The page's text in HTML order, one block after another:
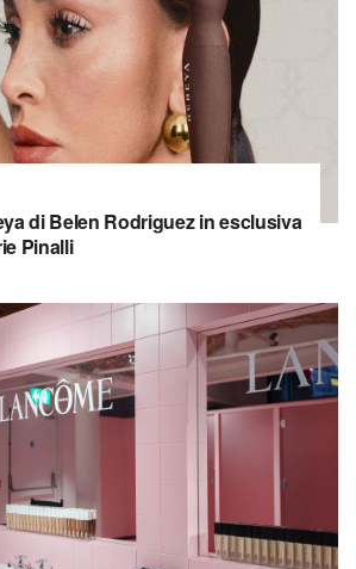
di Belen Rodriguez in esclusiva
Pinalli